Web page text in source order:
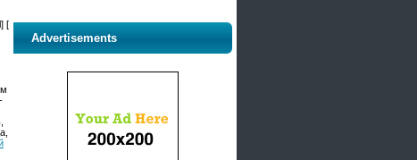
[
Advertisements